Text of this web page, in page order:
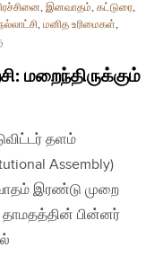
, இனவாதம், கட்டுரை,
, மனித உரிமைகள்,
மறைந்திருக்கும்
தளம்
Assembly)
இரண்டு முறை
பின்னர்